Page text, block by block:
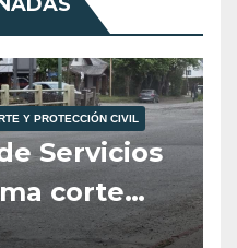
Y PROTECCIÓN CIVIL
Servicios
corte
para